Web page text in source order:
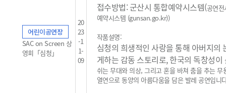
어린이공연장
SAC on Screen 상
영회「심청」
20
23
-1
1-
09
접수방법: 군산시 통합예약시스템(공연
예약시스템 (gunsan.go.kr))
작품설명:
심청의 희생적인 사랑을 통해 아버지의
게하는 감동 스토리로, 한국의 독창성이
쉬는 무대와 의상, 그리고 혼을 바쳐 춤을 추는 무
열연으로 동양의 아름다움을 담은 발레 공연입니